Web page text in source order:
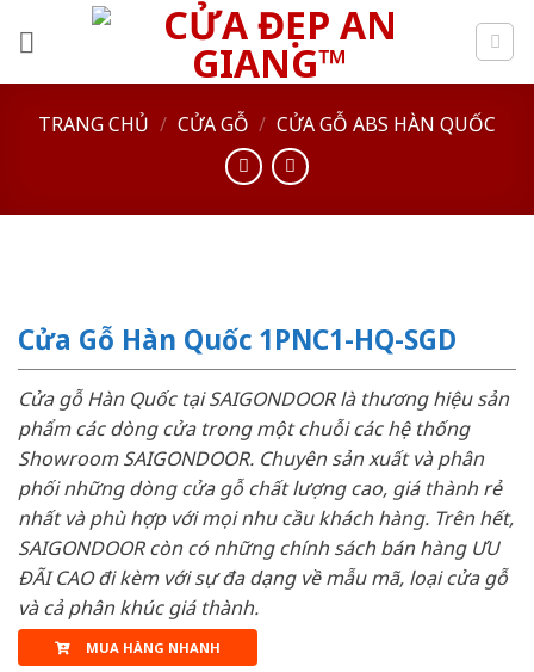
TRANG CHỦ / CỬA GỖ / CỬA GỖ ABS HÀN QUỐC
Cửa Gỗ Hàn Quốc 1PNC1-HQ-SGD
Cửa gỗ Hàn Quốc tại SAIGONDOOR là thương hiệu sản
phẩm các dòng cửa trong một chuỗi các hệ thống
Showroom SAIGONDOOR. Chuyên sản xuất và phân
phối những dòng cửa gỗ chất lượng cao, giá thành rẻ
nhất và phù hợp với mọi nhu cầu khách hàng. Trên hết,
SAIGONDOOR còn có những chính sách bán hàng ƯU
ĐÃI CAO đi kèm với sự đa dạng về mẫu mã, loại cửa gỗ
và cả phân khúc giá thành.
MUA HÀNG NHANH